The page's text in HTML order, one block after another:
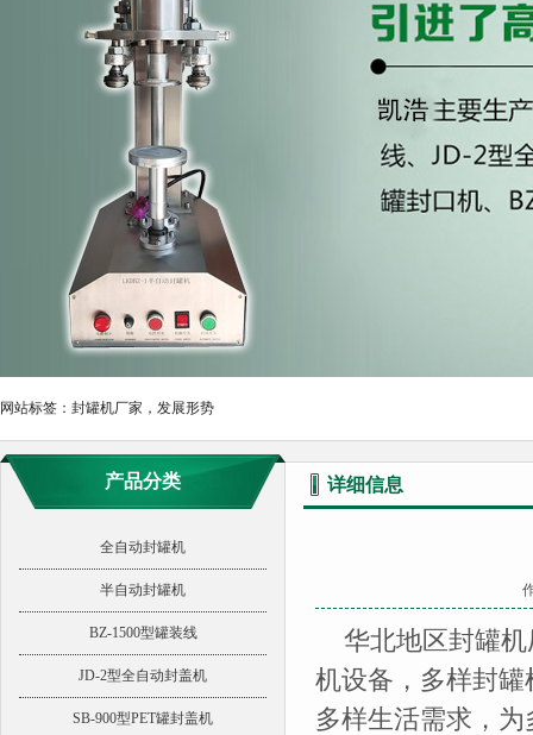
网站标签： 封罐机厂家，发展形势
详细信息
华北地区封罐
机设备，多样封
多样生活需求，
产品分类
全自动封罐机
半自动封罐机
BZ-1500型罐装线
JD-2型全自动封盖机
SB-900型PET罐封盖机